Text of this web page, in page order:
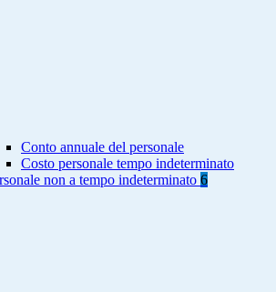
Conto annuale del personale
Costo personale tempo indeterminato
non a tempo indeterminato 6